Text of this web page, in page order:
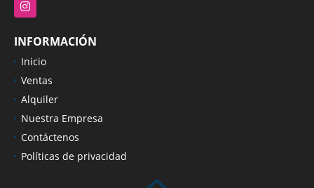
INFORMACIÓN
Inicio
Ventas
Alquiler
Nuestra Empresa
Contáctenos
Políticas de privacidad